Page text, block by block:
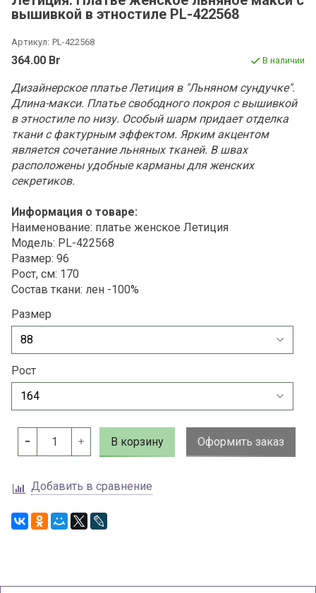
вышивкой в этностиле PL-422568
Артикул: PL-422568
364.00 Br В наличии
Дизайнерское платье Летиция в "Льняном сундучке".
Длина-макси. Платье свободного покроя с вышивкой
в этностиле по низу. Особый шарм придает отделка
ткани с фактурным эффектом. Ярким акцентом
является сочетание льняных тканей. В швах
расположены удобные карманы для женских
секретиков.
Информация о товаре:
Наименование: платье женское Летиция
Модель: PL-422568
Размер: 96
Рост, см: 170
Состав ткани: лен -100%
Размер
Рост
В корзину Оформить заказ
Добавить в сравнение